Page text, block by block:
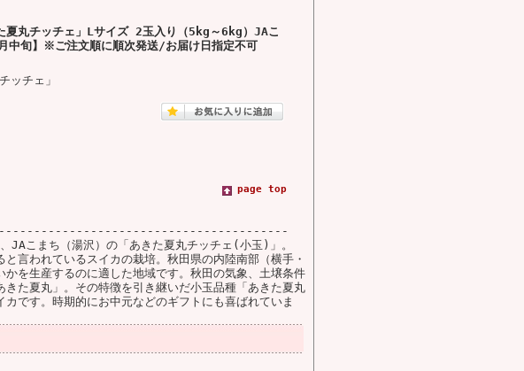
夏丸チッチェ」Lサイズ 2玉入り（5kg～6kg）JAこ
中旬】※ご注文順に順次発送/お届け日指定不可
ッチェ」
page top
こまち（湯沢）の「あきた夏丸チッチェ(小玉)」。
言われているスイカの栽培。秋田県の内陸南部（横手・
を生産するのに適した地域です。秋田の気象、土壌条件
た夏丸」。その特徴を引き継いだ小玉品種「あきた夏丸
です。時期的にお中元などのギフトにも喜ばれていま